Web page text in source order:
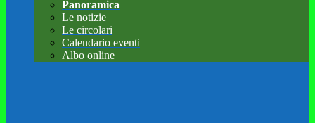
Panoramica
Le notizie
Le circolari
Calendario eventi
Albo online